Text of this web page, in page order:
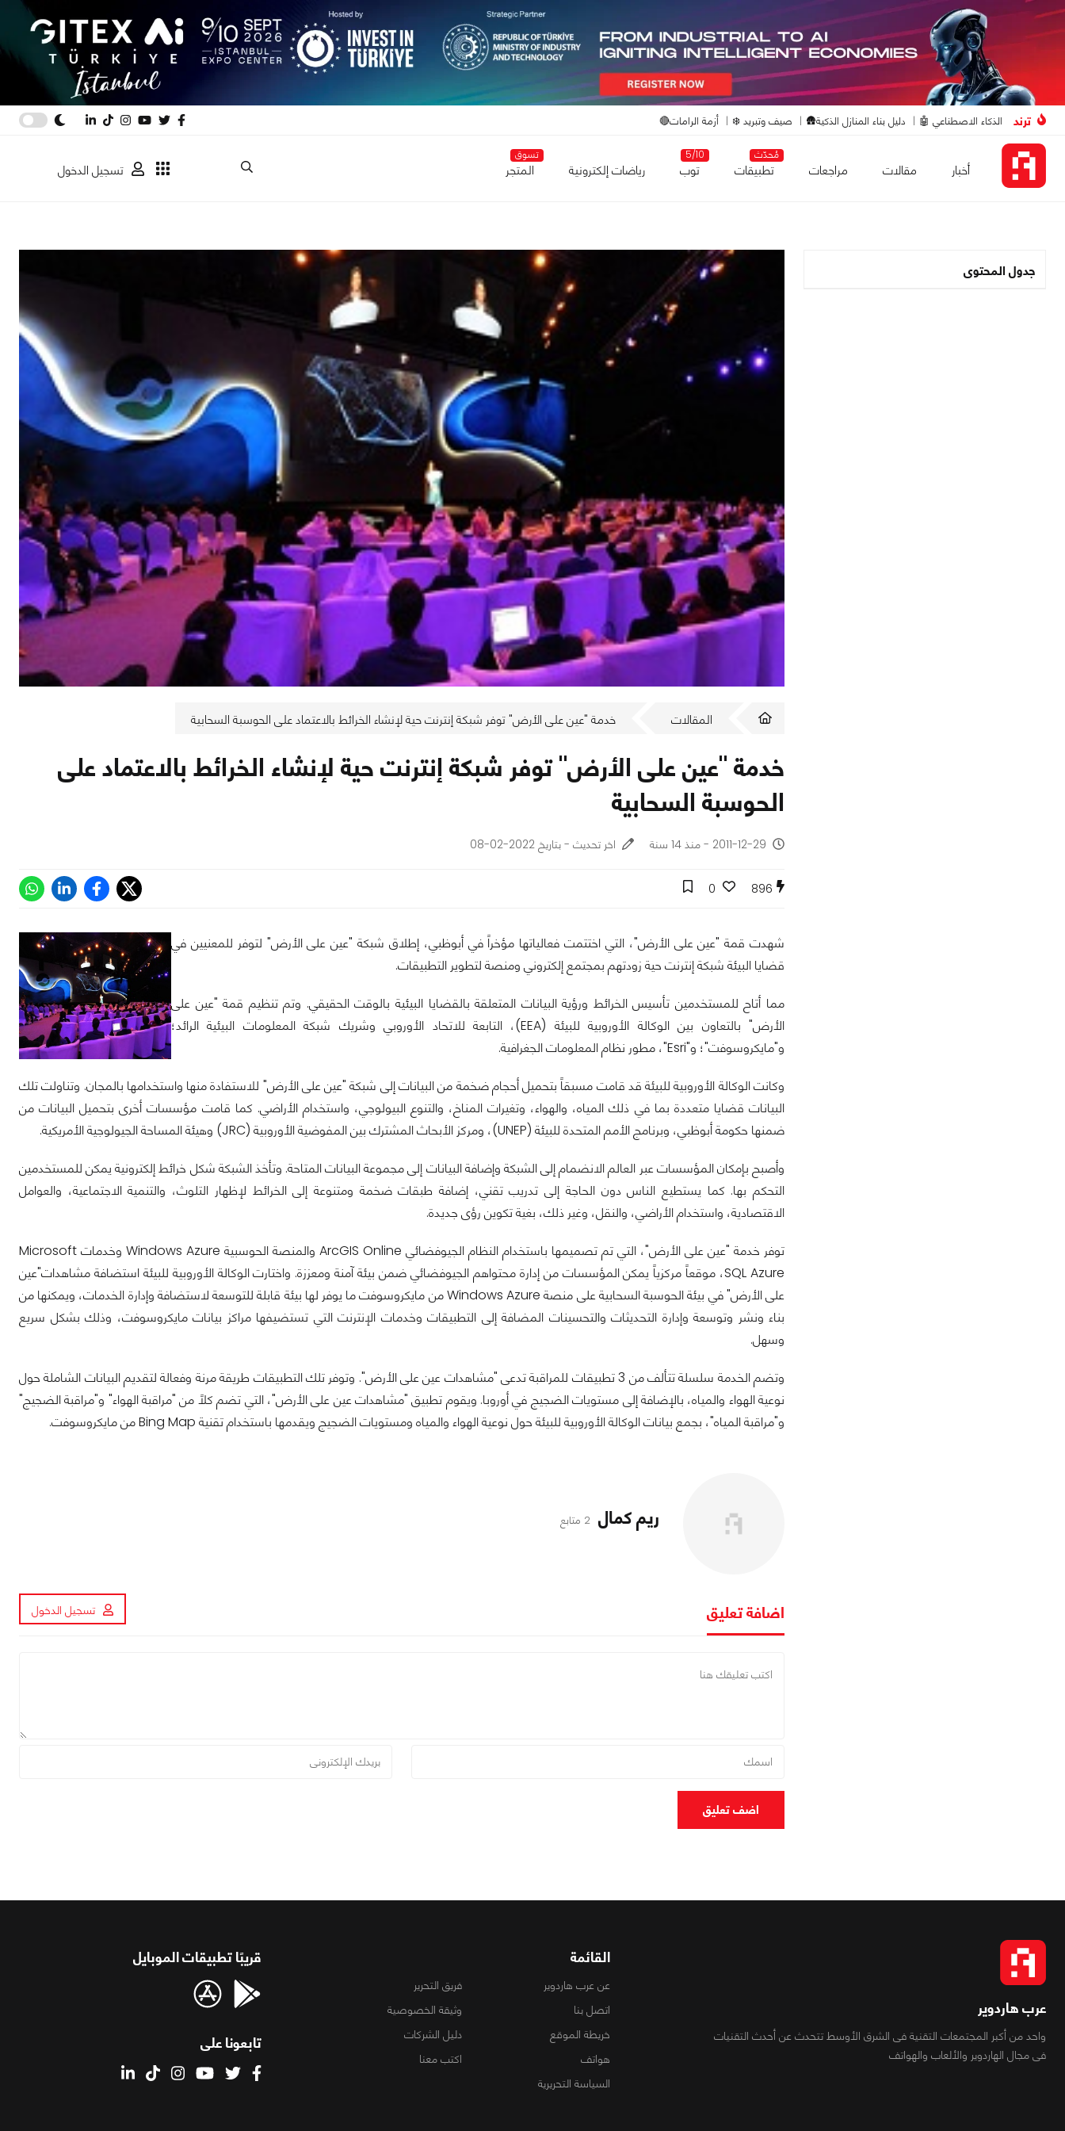
ترند الذكاء الاصطناعي 🤖 دليل بناء المنازل الذكية🛖 صيف وتبريد ❄️ أزمة الرامات🔴
أخبار مقالات مراجعات
مُحدّث
تطبيقات
5/10
توب رياضات إلكترونية
تسوق
المتجر تسجيل الدخول
جدول المحتوى
المقالات خدمة "عين على الأرض" توفر شبكة إنترنت حية لإنشاء الخرائط بالاعتماد على الحوسبة السحابية
خدمة "عين على الأرض" توفر شبكة إنترنت حية لإنشاء الخرائط بالاعتماد على
الحوسبة السحابية
2011-12-29 - منذ 14 سنة اخر تحديث - بتاريخ 2022-02-08
896
0
شهدت قمة "عين على الأرض"، التي اختتمت فعالياتها مؤخراً في أبوظبي، إطلاق شبكة "عين على الأرض" لتوفر للمعنيين في
قضايا البيئة شبكة إنترنت حية زودتهم بمجتمع إلكتروني ومنصة لتطوير التطبيقات.
مما أتاح للمستخدمين تأسيس الخرائط ورؤية البيانات المتعلقة بالقضايا البيئية بالوقت الحقيقي. وتم تنظيم قمة "عين على
الأرض" بالتعاون بين الوكالة الأوروبية للبيئة (EEA)، التابعة للاتحاد الأوروبي وشريك شبكة المعلومات البيئية الرائد؛
و"مايكروسوفت"؛ و"Esri"، مطور نظام المعلومات الجغرافية.
وكانت الوكالة الأوروبية للبيئة قد قامت مسبقاً بتحميل أحجام ضخمة من البيانات إلى شبكة "عين على الأرض" للاستفادة منها واستخدامها بالمجان. وتناولت تلك
البيانات قضايا متعددة بما في ذلك المياه، والهواء، وتغيرات المناخ، والتنوع البيولوجي، واستخدام الأراضي. كما قامت مؤسسات أخرى بتحميل البيانات من
ضمنها حكومة أبوظبي، وبرنامج الأمم المتحدة للبيئة (UNEP)، ومركز الأبحاث المشترك بين المفوضية الأوروبية (JRC) وهيئة المساحة الجيولوجية الأمريكية.
وأصبح بإمكان المؤسسات عبر العالم الانضمام إلى الشبكة وإضافة البيانات إلى مجموعة البيانات المتاحة. وتأخذ الشبكة شكل خرائط إلكترونية يمكن للمستخدمين
التحكم بها. كما يستطيع الناس دون الحاجة إلى تدريب تقني، إضافة طبقات ضخمة ومتنوعة إلى الخرائط لإظهار التلوث، والتنمية الاجتماعية، والعوامل
الاقتصادية، واستخدام الأراضي، والنقل، وغير ذلك، بغية تكوين رؤى جديدة.
توفر خدمة "عين على الأرض"، التي تم تصميمها باستخدام النظام الجيوفضائي ArcGIS Online والمنصة الحوسبية Windows Azure وخدمات Microsoft
SQL Azure، موقعاً مركزياً يمكن المؤسسات من إدارة محتواهم الجيوفضائي ضمن بيئة آمنة ومعززة. واختارت الوكالة الأوروبية للبيئة استضافة مشاهدات"عين
على الأرض" في بيئة الحوسبة السحابية على منصة Windows Azure من مايكروسوفت ما يوفر لها بيئة قابلة للتوسعة لاستضافة وإدارة الخدمات، ويمكنها من
بناء ونشر وتوسعة وإدارة التحديثات والتحسينات المضافة إلى التطبيقات وخدمات الإنترنت التي تستضيفها مراكز بيانات مايكروسوفت، وذلك بشكل سريع
وسهل.
وتضم الخدمة سلسلة تتألف من 3 تطبيقات للمراقبة تدعى "مشاهدات عين على الأرض". وتوفر تلك التطبيقات طريقة مرنة وفعالة لتقديم البيانات الشاملة حول
نوعية الهواء والمياه، بالإضافة إلى مستويات الضجيج في أوروبا. ويقوم تطبيق "مشاهدات عين على الأرض"، التي تضم كلاً من "مراقبة الهواء" و"مراقبة الضجيج"
و"مراقبة المياه"، بجمع بيانات الوكالة الأوروبية للبيئة حول نوعية الهواء والمياه ومستويات الضجيج ويقدمها باستخدام تقنية Bing Map من مايكروسوفت.
ريم كمال 2 متابع
اضافة تعليق تسجيل الدخول
اضف تعليق
عرب هاردوير
واحد من أكبر المجتمعات التقنية فى الشرق الأوسط تتحدث عن أحدث التقنيات
فى مجال الهاردوير والألعاب والهواتف
القائمة
عن عرب هاردوير
فريق التحرير
اتصل بنا
وثيقة الخصوصية
خريطة الموقع
دليل الشركات
هواتف
اكتب معنا
السياسة التحريرية
قريبًا تطبيقات الموبايل
تابعونا على